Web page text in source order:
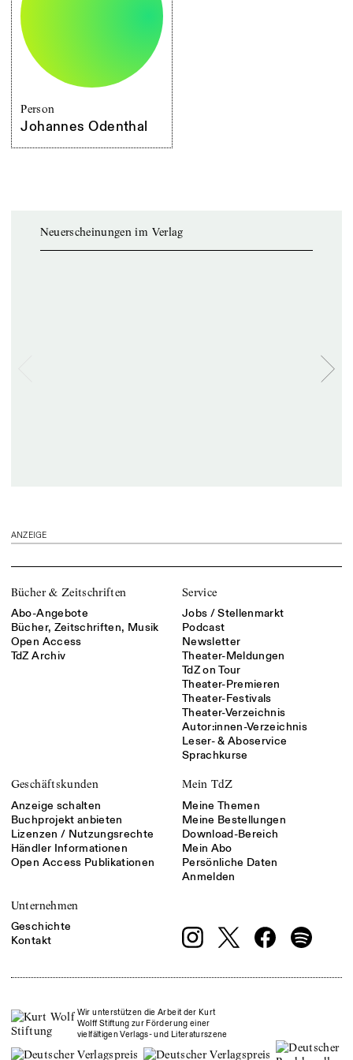
Person
Johannes Odenthal
Neuerscheinungen im Verlag
ANZEIGE
Bücher & Zeitschriften
Abo-Angebote
Bücher, Zeitschriften, Musik
Open Access
TdZ Archiv
Service
Jobs / Stellenmarkt
Podcast
Newsletter
Theater-Meldungen
TdZ on Tour
Theater-Premieren
Theater-Festivals
Theater-Verzeichnis
Autor:innen-Verzeichnis
Leser- & Aboservice
Sprachkurse
Geschäftskunden
Anzeige schalten
Buchprojekt anbieten
Lizenzen / Nutzungsrechte
Händler Informationen
Open Access Publikationen
Mein TdZ
Meine Themen
Meine Bestellungen
Download-Bereich
Mein Abo
Persönliche Daten
Anmelden
Unternehmen
Geschichte
Kontakt
Wir unterstützen die Arbeit der Kurt
Wolff Stiftung zur Förderung einer
vielfältigen Verlags- und Literaturszene